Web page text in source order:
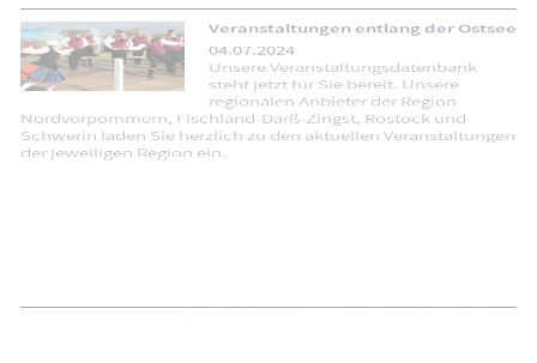
Veranstaltungen entlang der Ostsee
04.07.2024
Unsere Veranstaltungsdatenbank
steht jetzt für Sie bereit. Unsere